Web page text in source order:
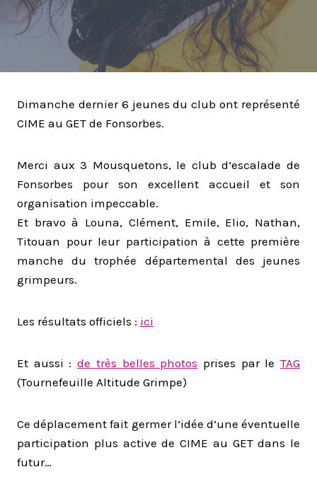
Dimanche dernier 6 jeunes du club ont représenté
CIME au GET de Fonsorbes.
Merci aux 3 Mousquetons, le club d’escalade de
Fonsorbes pour son excellent accueil et son
organisation impeccable.
Et bravo à Louna, Clément, Emile, Elio, Nathan,
Titouan pour leur participation à cette première
manche du trophée départemental des jeunes
grimpeurs.
Les résultats officiels : ici
Et aussi :de très belles photos prises par leTAG
(Tournefeuille Altitude Grimpe)
Ce déplacement fait germer l’idée d’une éventuelle
participation plus active de CIME au GET dans le
futur…